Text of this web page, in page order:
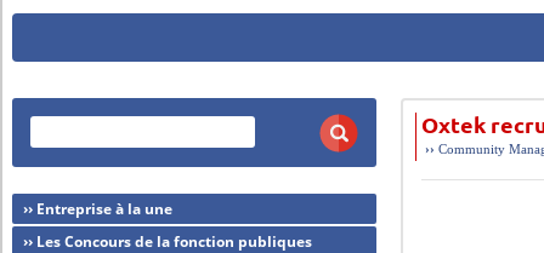
Oxtek
››Community
›› Entreprise à la une
›› Les Concours de la fonction publiques